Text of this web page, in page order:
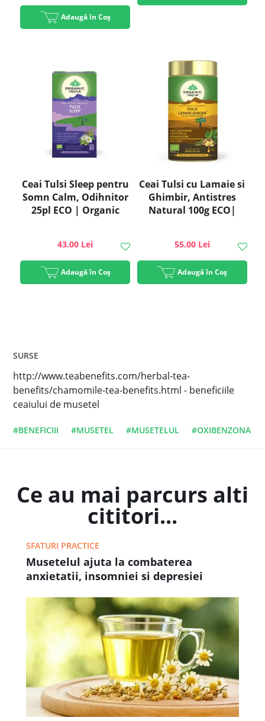
Adaugă în Coș
Ceai Tulsi Sleep pentru
Somn Calm, Odihnitor
25pl ECO | Organic
43.00 Lei
Adaugă în Coș
Ceai Tulsi cu Lamaie si
Ghimbir, Antistres
Natural 100g ECO|
55.00 Lei
Adaugă în Coș
SURSE
http://www.teabenefits.com/herbal-tea-
benefits/chamomile-tea-benefits.html - beneficiile
ceaiului de musetel
#BENEFICIII #MUSETEL #MUSETELUL #OXIBENZONA
Ce au mai parcurs alti
cititori...
SFATURI PRACTICE
Musetelul ajuta la combaterea
anxietatii, insomniei si depresiei